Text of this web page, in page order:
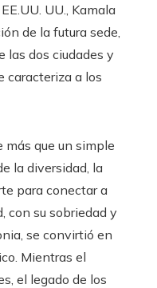
UU., Kamala
de la futura sede,
las dos ciudades y
caracteriza a los
más que un simple
la diversidad, la
para conectar a
con su sobriedad y
se convirtió en
Mientras el
el legado de los